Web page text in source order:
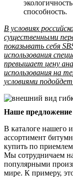
способность.
В условиях
существенными
показывать себя
использования
превышает цену
использования на
условиями
Наше предложение
В каталоге нашего
ассортимент
купить по
Мы сотрудничаем
популярными
мире. К примеру,